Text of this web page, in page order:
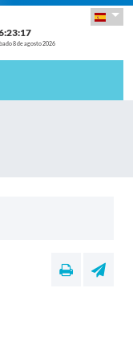
8 de agosto 2026